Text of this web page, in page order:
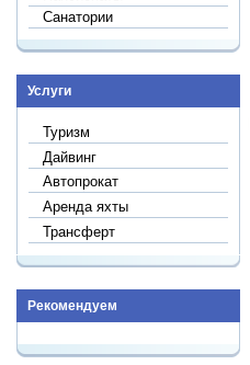
Санатории
Услуги
Туризм
Дайвинг
Автопрокат
Аренда яхты
Трансферт
Рекомендуем